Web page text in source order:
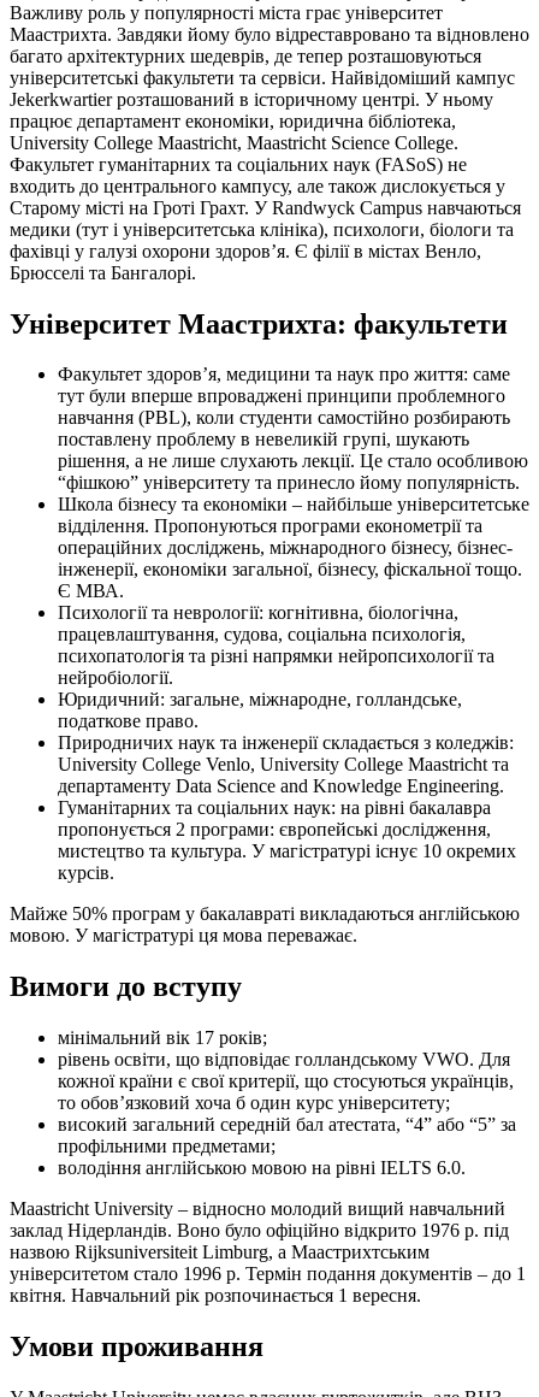
Важливу роль у популярності міста грає університет
Маастрихта. Завдяки йому було відреставровано та відновлено
багато архітектурних шедеврів, де тепер розташовуються
університетські факультети та сервіси. Найвідоміший кампус
Jekerkwartier розташований в історичному центрі. У ньому
працює департамент економіки, юридична бібліотека,
University College Maastricht, Maastricht Science College.
Факультет гуманітарних та соціальних наук (FASoS) не
входить до центрального кампусу, але також дислокується у
Старому місті на Гроті Грахт. У Randwyck Campus навчаються
медики (тут і університетська клініка), психологи, біологи та
фахівці у галузі охорони здоров’я. Є філії в містах Венло,
Брюсселі та Бангалорі.
Університет Маастрихта: факультети
Факультет здоров’я, медицини та наук про життя: саме
тут були вперше впроваджені принципи проблемного
навчання (PBL), коли студенти самостійно розбирають
поставлену проблему в невеликій групі, шукають
рішення, а не лише слухають лекції. Це стало особливою
“фішкою” університету та принесло йому популярність.
Школа бізнесу та економіки – найбільше університетське
відділення. Пропонуються програми економетрії та
операційних досліджень, міжнародного бізнесу, бізнес-
інженерії, економіки загальної, бізнесу, фіскальної тощо.
Є МВА.
Психології та неврології: когнітивна, біологічна,
працевлаштування, судова, соціальна психологія,
психопатологія та різні напрямки нейропсихології та
нейробіології.
Юридичний: загальне, міжнародне, голландське,
податкове право.
Природничих наук та інженерії складається з коледжів:
University College Venlo, University College Maastricht та
департаменту Data Science and Knowledge Engineering.
Гуманітарних та соціальних наук: на рівні бакалавра
пропонується 2 програми: європейські дослідження,
мистецтво та культура. У магістратурі існує 10 окремих
курсів.
Майже 50% програм у бакалавраті викладаються англійською
мовою. У магістратурі ця мова переважає.
Вимоги до вступу
мінімальний вік 17 років;
рівень освіти, що відповідає голландському VWO. Для
кожної країни є свої критерії, що стосуються українців,
то обов’язковий хоча б один курс університету;
високий загальний середній бал атестата, “4” або “5” за
профільними предметами;
володіння англійською мовою на рівні IELTS 6.0.
Maastricht University – відносно молодий вищий навчальний
заклад Нідерландів. Воно було офіційно відкрито 1976 р. під
назвою Rijksuniversiteit Limburg, а Маастрихтським
університетом стало 1996 р. Термін подання документів – до 1
квітня. Навчальний рік розпочинається 1 вересня.
Умови проживання